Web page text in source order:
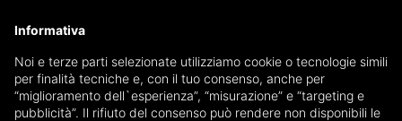
Informativa
Noi e terze parti selezionate utilizziamo cookie o tecnologie simili
per finalità tecniche e, con il tuo consenso, anche per
“miglioramento dell`esperienza”, “misurazione” e “targeting e
pubblicità”. Il rifiuto del consenso può rendere non disponibili le